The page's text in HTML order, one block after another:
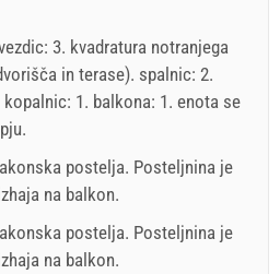
pogoji dobavitelja
3. kvadratura notranjega
in terase). spalnic: 2.
1. balkona: 1. enota se
.
postelja. Posteljnina je
na balkon.
postelja. Posteljnina je
na balkon.